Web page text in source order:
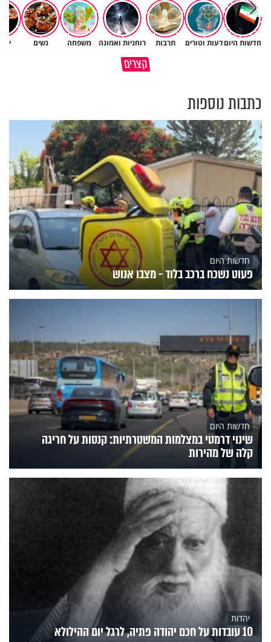
חדשות היוםדעות וטורים תרבות רוחניות ואמונה משפחה נשים
קצרים
משפחת מתן משתפת בהתמודדות
האמונה האמיתית בבורא עולם
כתבות נוספות
חדשות היום
פעוט נשכח ברכב בלוד - מצבו אנוש
חדשות היום
שינוי דרמטי במצלמות המשטרתיות: קנסות על חריגה
קלה של מהירות
יהדות
10 עובדות על חכם יהודה פתיה, לרגל יום ההילולא